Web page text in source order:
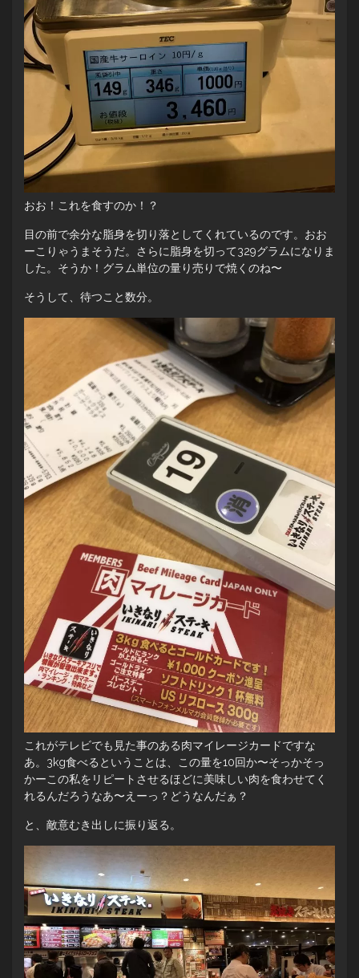
おお！これを食すのか！？
目の前で余分な脂身を切り落としてくれているのです。おお
ーこりゃうまそうだ。さらに脂身を切って329グラムになりま
した。そうか！グラム単位の量り売りで焼くのね〜
そうして、待つこと数分。
これがテレビでも見た事のある肉マイレージカードですな
あ。3kg食べるということは、この量を10回か〜そっかそっ
かーこの私をリピートさせるほどに美味しい肉を食わせてく
れるんだろうなあ〜えーっ？どうなんだぁ？
と、敵意むき出しに振り返る。